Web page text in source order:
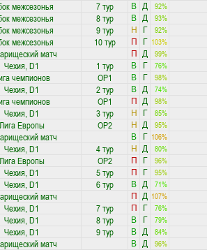
межсезонья 7 тур В Д 92%
межсезонья 8 тур В Д 93%
межсезонья 9 тур Н Г 92%
межсезонья 10 тур П Г 103%
матч П Д 99%
Чехия, D1 1 тур В Г 76%
чемпионов ОР1 В Г 98%
Чехия, D1 2 тур В Д 74%
чемпионов ОР1 П Д 98%
Чехия, D1 3 тур Н Г 85%
Лига Европы ОР2 Н Д 95%
матч В Г 106%
Чехия, D1 4 тур Н Д 80%
Лига Европы ОР2 П Г 96%
Чехия, D1 5 тур П Г 95%
Чехия, D1 6 тур В Д 71%
матч П Д 107%
Чехия, D1 7 тур П Г 76%
Чехия, D1 8 тур В Г 79%
Чехия, D1 9 тур В Д 84%
матч В Д 96%